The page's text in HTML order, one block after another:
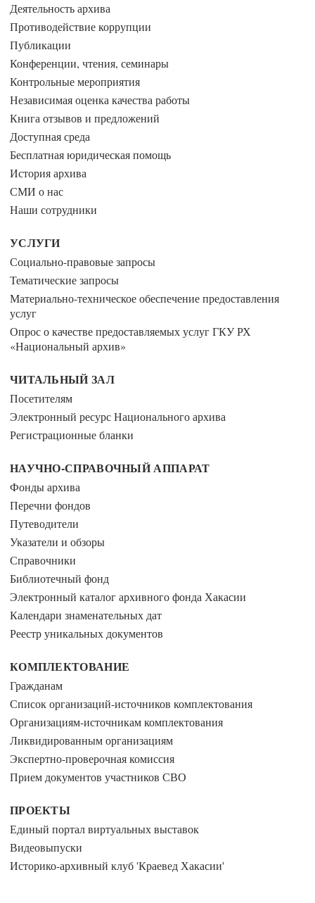
Деятельность архива
Противодействие коррупции
Публикации
Конференции, чтения, семинары
Контрольные мероприятия
Независимая оценка качества работы
Книга отзывов и предложений
Доступная среда
Бесплатная юридическая помощь
История архива
СМИ о нас
Наши сотрудники
УСЛУГИ
Социально-правовые запросы
Тематические запросы
Материально-техническое обеспечение предоставления
услуг
Опрос о качестве предоставляемых услуг ГКУ РХ
«Национальный архив»
ЧИТАЛЬНЫЙ ЗАЛ
Посетителям
Электронный ресурс Национального архива
Регистрационные бланки
НАУЧНО-СПРАВОЧНЫЙ АППАРАТ
Фонды архива
Перечни фондов
Путеводители
Указатели и обзоры
Справочники
Библиотечный фонд
Электронный каталог архивного фонда Хакасии
Календари знаменательных дат
Реестр уникальных документов
КОМПЛЕКТОВАНИЕ
Гражданам
Список организаций-источников комплектования
Организациям-источникам комплектования
Ликвидированным организациям
Экспертно-проверочная комиссия
Прием документов участников СВО
ПРОЕКТЫ
Единый портал виртуальных выставок
Видеовыпуски
Историко-архивный клуб 'Краевед Хакасии'